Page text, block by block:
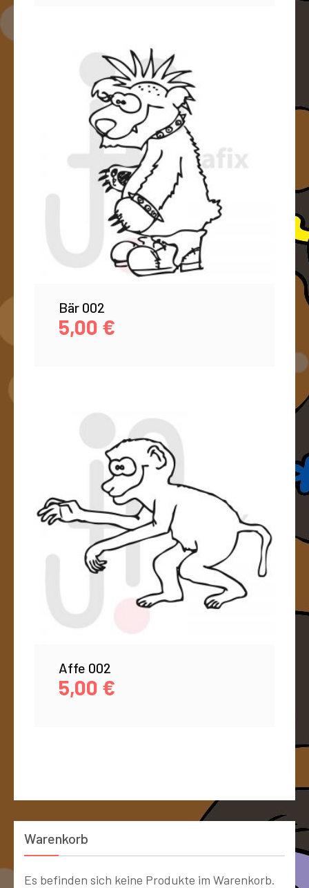
Bär 002
5,00 €
Affe 002
5,00 €
Warenkorb
Es befinden sich keine Produkte im Warenkorb.